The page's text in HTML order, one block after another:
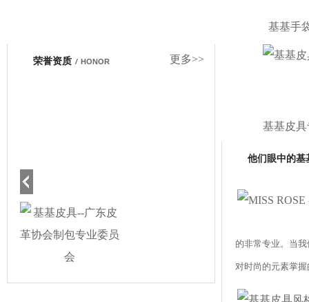
基基手
基基皮
更多>>
荣誉资质 / HONOR
他们眼中的基
的非常专业。当
对时尚的元素掌